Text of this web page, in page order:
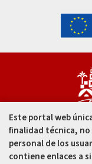
Este portal web
finalidad técnica,
personal de los
contiene enlaces a